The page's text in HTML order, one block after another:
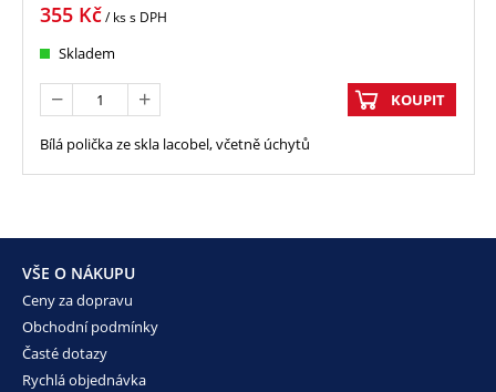
355 Kč/ kss DPH
Skladem
KOUPIT
Bílá polička ze skla lacobel, včetně úchytů
VŠE O NÁKUPU
Ceny za dopravu
Obchodní podmínky
Časté dotazy
Rychlá objednávka